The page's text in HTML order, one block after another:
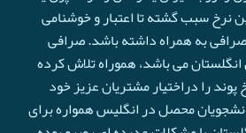
نرخ سبب گشته تا اعتبار و خوشنامی
صرافی به همراه داشته باشد. صرافی
می باشد، هموراه تلاش کرده
را دراختیار مشتریان عزیز خود
محصل در انگلیس همواره برای